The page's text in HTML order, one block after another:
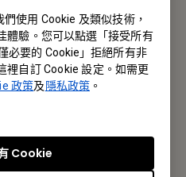
使用 Cookie 及類似技術，
體驗。您可以點選「接受所有
必要的 Cookie」拒絕所有非
裡自訂 Cookie 設定。如需更
政策及隱私政策。
Cookie
我們
號天安工業大廈10樓A-2室